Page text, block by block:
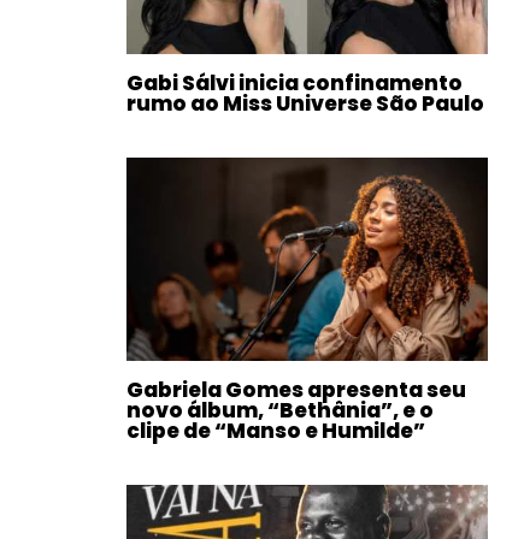
Gabi Sálvi inicia confinamento
rumo ao Miss Universe São Paulo
Gabriela Gomes apresenta seu
novo álbum, “Bethânia”, e o
clipe de “Manso e Humilde”